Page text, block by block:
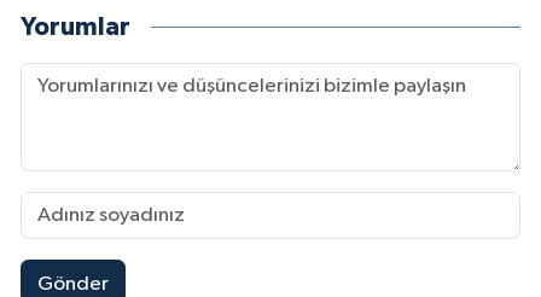
Yorumlar
Gönder